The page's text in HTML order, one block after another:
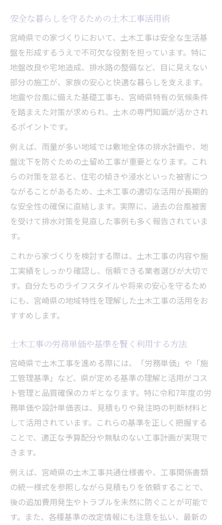
安全な暮らしを守るための土木工事活用術
宮崎県での家づくりにおいて、土木工事は安全な生活基
盤を形成するうえで不可欠な役割を担っています。特に
地盤改良や宅地造成、排水路の整備など、目に見えない
部分の施工が、家族の安心と快適な暮らしを支えます。
地震や台風に備えた基礎工事も、宮崎県特有の気候条件
を踏まえた対策が求められ、土木の専門知識が活かされ
るポイントです。
例えば、雨量が多い地域では敷地全体の排水計画や、地
盤沈下を防ぐための土留め工事が重要となります。これ
らの対策を怠ると、住宅の傾きや浸水といった被害につ
ながることがあるため、土木工事の適切な活用が長期的
な安全性の確保に直結します。実際に、過去の台風被害
を受けて排水対策を見直した事例も多く報告されていま
す。
これから家づくりを検討する際は、土木工事の内容や施
工実績をしっかり確認し、信頼できる業者選びが大切で
す。自分たちのライフスタイルや将来の安心を守るため
にも、宮崎県の地域特性を理解した土木工事の活用をお
すすめします。
土木工事の労務単価や基準を賢く利用する方法
宮崎県で土木工事を進める際には、「労務単価」や「施
工管理基準」など、県が定める基準の理解と活用がコス
ト管理と品質確保のカギとなります。特に令和7年度の労
務単価や設計単価表は、見積もりや発注時の判断材料と
して活用されています。これらの基準を正しく把握する
ことで、適正な予算配分や無駄のない工事計画が実現で
きます。
例えば、宮崎県の土木工事共通仕様書や、工事関係書類
の統一様式を参照しながら見積もりを依頼することで、
後の追加費用発生やトラブルを未然に防ぐことが可能で
す。また、各種基準の改定情報にも注意を払い、最新の